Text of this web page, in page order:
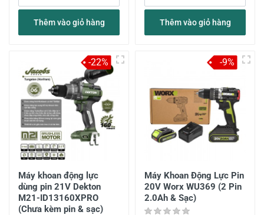
Thêm vào giỏ hàng Thêm vào giỏ hàng
Máy khoan động lực
dùng pin 21V Dekton
M21-ID13160XPRO
(Chưa kèm pin & sạc)
-22%
Máy Khoan Động Lực Pin
20V Worx WU369 (2 Pin
2.0Ah & Sạc)
-9%